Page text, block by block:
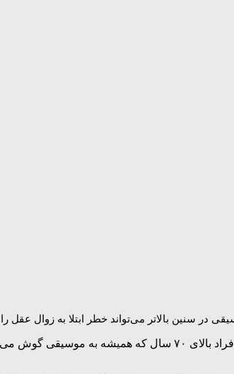
به نقل از خبرگزاری مهر، طبق بیانیه دانشگاه موناش استرالیا، این تحقیق